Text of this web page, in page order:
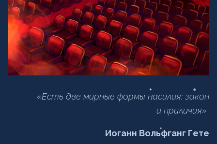
«Есть две мирные формы насилия: закон
и приличия»
Иоганн Вольфганг Гете